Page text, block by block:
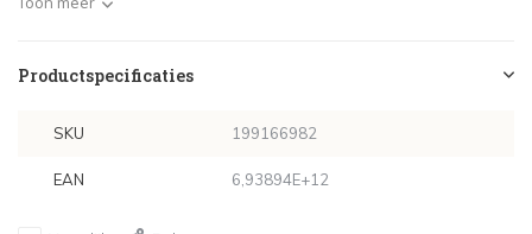
Productspecificaties
SKU 199166982
EAN 6,93894E+12